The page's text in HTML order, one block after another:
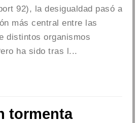
92), la desigualdad pasó a
más central entre las
distintos organismos
ha sido tras l...
tormenta